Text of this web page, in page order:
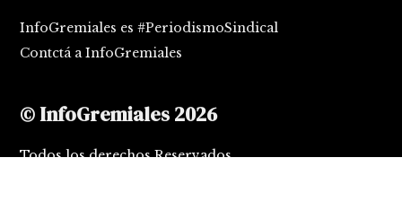
InfoGremiales es #PeriodismoSindical
Contctá a InfoGremiales
© InfoGremiales 2026
Todos los derechos Reservados